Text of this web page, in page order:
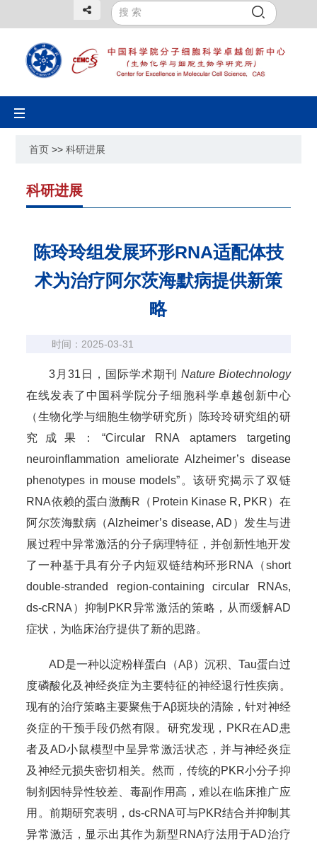
Toggle
navigation
首页 >>科研进展
科研进展
陈玲玲组发展环形RNA适配体技
术为治疗阿尔茨海默病提供新策
略
时间：2025-03-31
3月31日，国际学术期刊 Nature Biotechnology
在线发表了中国科学院分子细胞科学卓越创新中心
（生物化学与细胞生物学研究所）陈玲玲研究组的研
究成果：“Circular RNA aptamers targeting
neuroinflammation ameliorate Alzheimer’s disease
phenotypes in mouse models”。该研究揭示了双链
RNA依赖的蛋白激酶R（Protein Kinase R, PKR）在
阿尔茨海默病（Alzheimer’s disease, AD）发生与进
展过程中异常激活的分子病理特征，并创新性地开发
了一种基于具有分子内短双链结构环形RNA（short
double-stranded region-containing circular RNAs,
ds-cRNA）抑制PKR异常激活的策略，从而缓解AD
症状，为临床治疗提供了新的思路。
AD是一种以淀粉样蛋白（Aβ）沉积、Tau蛋白过
度磷酸化及神经炎症为主要特征的神经退行性疾病。
现有的治疗策略主要聚焦于Aβ斑块的清除，针对神经
炎症的干预手段仍然有限。研究发现，PKR在AD患
者及AD小鼠模型中呈异常激活状态，并与神经炎症
及神经元损失密切相关。然而，传统的PKR小分子抑
制剂因特异性较差、毒副作用高，难以在临床推广应
用。前期研究表明，ds-cRNA可与PKR结合并抑制其
异常激活，显示出其作为新型RNA疗法用于AD治疗